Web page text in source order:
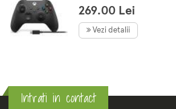
cablu USB Type C, 1V8-00015
269.00 Lei
Vezi detalii
Intrati in contact